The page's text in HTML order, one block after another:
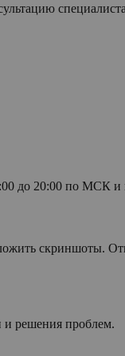
до 20:00 по МСК и
скриншоты.
и решения проблем.